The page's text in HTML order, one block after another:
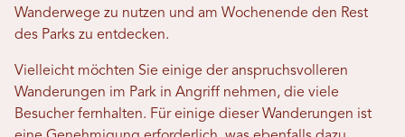
Wanderwege zu nutzen und am Wochenende den Rest
des Parks zu entdecken.
Vielleicht möchten Sie einige der anspruchsvolleren
Wanderungen im Park in Angriff nehmen, die viele
Besucher fernhalten. Für einige dieser Wanderungen ist